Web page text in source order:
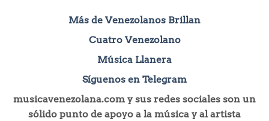
Más de Venezolanos Brillan
Cuatro Venezolano
Música Llanera
Síguenos en Telegram
musicavenezolana.com y sus redes sociales son un
sólido punto de apoyo a la música y al artista